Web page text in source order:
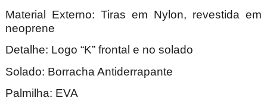
Material Externo: Tiras em Nylon, revestida em
neoprene
Detalhe: Logo “K” frontal e no solado
Solado: Borracha Antiderrapante
Palmilha: EVA